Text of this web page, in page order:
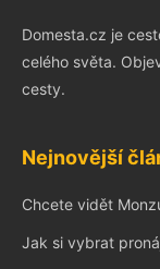
Domesta.cz je
celého světa.
cesty.
Nejnovější
Chcete vidět
Jak si vybrat